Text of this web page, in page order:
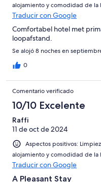
alojamiento y comodidad de la
Traducir con Google
Comfortabel hotel met
loopafstand.
Se alojó 8 noches en
0
Comentario verificado
10/10 Excelente
Raffi
11 de oct de 2024
Aspectos positivos:
alojamiento y comodidad de la
Traducir con Google
A Pleasant Stay